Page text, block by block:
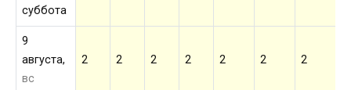
суббота
9
августа,
вс
2 2 2 2 2 2 2